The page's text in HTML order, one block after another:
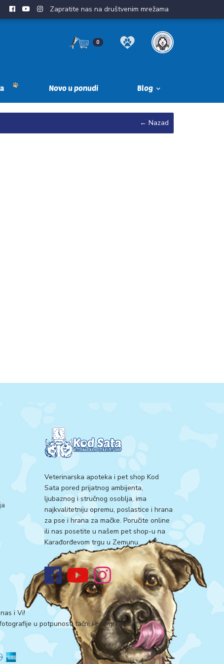
Zapratite nas na društvenim mrežama
0
Novo u ponudi Blog
← Nazad
Veterinarska apoteka i pet shop Kod
Sata pored prijatnog ambijenta,
ljubaznog i stručnog osoblja, ima
najkvalitetniju opremu, poslastice i hrana
za pse i hrana za mačke. Poručite online
ili nas posetite u našem pet shop-u na
Karađorđevom trgu u Zemunu.
i Vi!
u potpunosti tačni i bez grešaka.